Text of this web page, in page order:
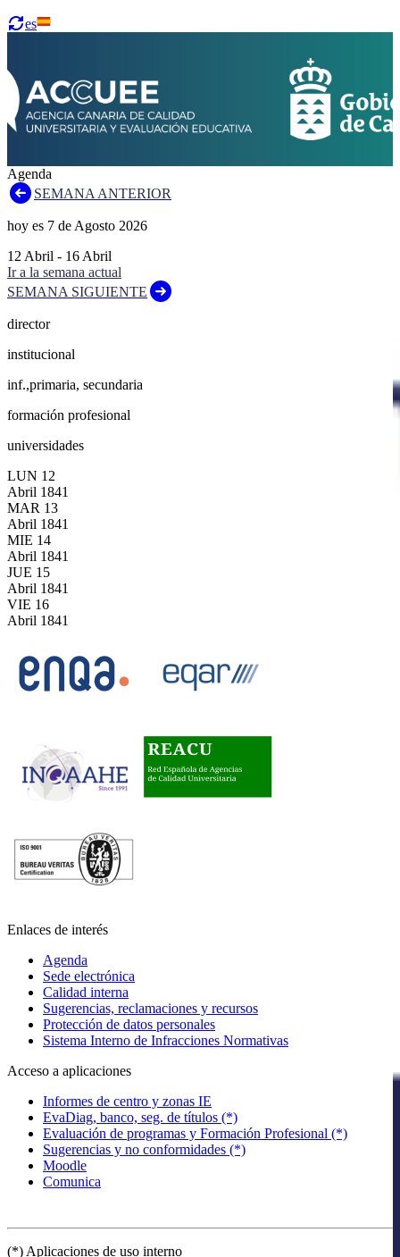
es
Agenda
SEMANA ANTERIOR
hoy es 7 de Agosto 2026
12 Abril - 16 Abril
Ir a la semana actual
SEMANA SIGUIENTE
director
institucional
inf.,primaria, secundaria
formación profesional
universidades
LUN 12
Abril 1841
MAR 13
Abril 1841
MIE 14
Abril 1841
JUE 15
Abril 1841
VIE 16
Abril 1841
Enlaces de interés
Agenda
Sede electrónica
Calidad interna
Sugerencias, reclamaciones y recursos
Protección de datos personales
Sistema Interno de Infracciones Normativas
Acceso a aplicaciones
Informes de centro y zonas IE
EvaDiag, banco, seg. de títulos (*)
Evaluación de programas y Formación Profesional (*)
Sugerencias y no conformidades (*)
Moodle
Comunica
(*) Aplicaciones de uso interno